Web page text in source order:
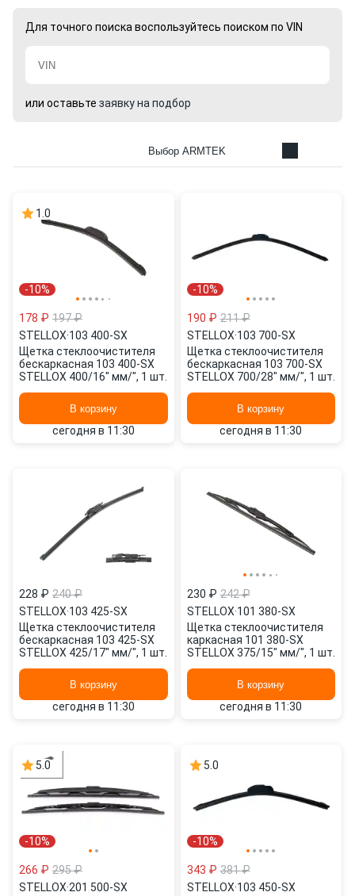
Для точного поиска воспользуйтесь поиском по VIN
или оставьте заявку на подбор
Выбор ARMTEK
1.0
-10%
178 ₽ 197 ₽
STELLOX·103 400-SX
Щетка стеклоочистителя
бескаркасная 103 400-SX
STELLOX 400/16" мм/", 1 шт.
В корзину
сегодня в 11:30
-10%
190 ₽ 211 ₽
STELLOX·103 700-SX
Щетка стеклоочистителя
бескаркасная 103 700-SX
STELLOX 700/28" мм/", 1 шт.
В корзину
сегодня в 11:30
228 ₽ 240 ₽
STELLOX·103 425-SX
Щетка стеклоочистителя
бескаркасная 103 425-SX
STELLOX 425/17" мм/", 1 шт.
В корзину
сегодня в 11:30
230 ₽ 242 ₽
STELLOX·101 380-SX
Щетка стеклоочистителя
каркасная 101 380-SX
STELLOX 375/15" мм/", 1 шт.
В корзину
сегодня в 11:30
5.0
-10%
266 ₽ 295 ₽
STELLOX·201 500-SX
5.0
-10%
343 ₽ 381 ₽
STELLOX·103 450-SX